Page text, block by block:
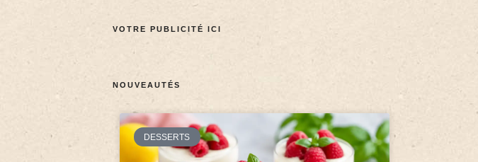
VOTRE PUBLICITÉ ICI
NOUVEAUTÉS
DESSERTS